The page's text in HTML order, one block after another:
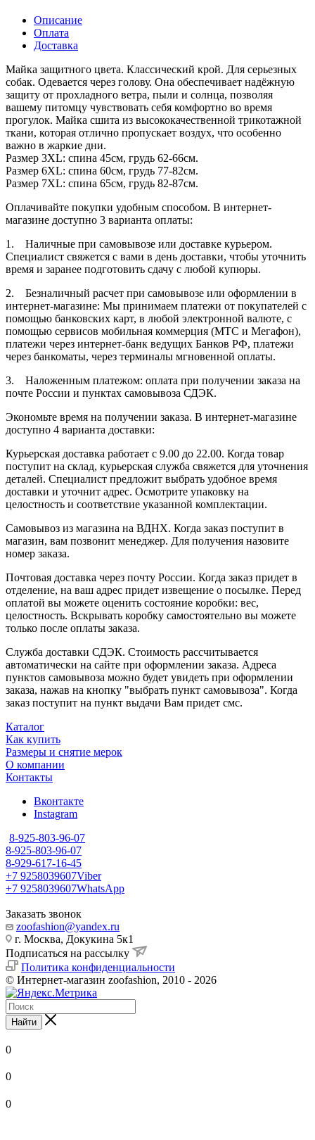
Описание
Оплата
Доставка
Майка защитного цвета. Классический крой. Для серьезных
собак. Одевается через голову. Она обеспечивает надёжную
защиту от прохладного ветра, пыли и солнца, позволяя
вашему питомцу чувствовать себя комфортно во время
прогулок. Майка сшита из высококачественной трикотажной
ткани, которая отлично пропускает воздух, что особенно
важно в жаркие дни.
Размер 3XL: спина 45см, грудь 62-66см.
Размер 6XL: спина 60см, грудь 77-82см.
Размер 7XL: спина 65см, грудь 82-87см.
Оплачивайте покупки удобным способом. В интернет-
магазине доступно 3 варианта оплаты:
1. Наличные при самовывозе или доставке курьером.
Специалист свяжется с вами в день доставки, чтобы уточнить
время и заранее подготовить сдачу с любой купюры.
2. Безналичный расчет при самовывозе или оформлении в
интернет-магазине: Мы принимаем платежи от покупателей с
помощью банковских карт, в любой электронной валюте, с
помощью сервисов мобильная коммерция (МТС и Мегафон),
платежи через интернет-банк ведущих Банков РФ, платежи
через банкоматы, через терминалы мгновенной оплаты.
3. Наложенным платежом: оплата при получении заказа на
почте России и пунктах самовывоза СДЭК.
Экономьте время на получении заказа. В интернет-магазине
доступно 4 варианта доставки:
Курьерская доставка работает с 9.00 до 22.00. Когда товар
поступит на склад, курьерская служба свяжется для уточнения
деталей. Специалист предложит выбрать удобное время
доставки и уточнит адрес. Осмотрите упаковку на
целостность и соответствие указанной комплектации.
Самовывоз из магазина на ВДНХ. Когда заказ поступит в
магазин, вам позвонит менеджер. Для получения назовите
номер заказа.
Почтовая доставка через почту России. Когда заказ придет в
отделение, на ваш адрес придет извещение о посылке. Перед
оплатой вы можете оценить состояние коробки: вес,
целостность. Вскрывать коробку самостоятельно вы можете
только после оплаты заказа.
Служба доставки СДЭК. Стоимость рассчитывается
автоматически на сайте при оформлении заказа. Адреса
пунктов самовывоза можно будет увидеть при оформлении
заказа, нажав на кнопку "выбрать пункт самовывоза". Когда
заказ поступит на пункт выдачи Вам придет смс.
Каталог
Как купить
Размеры и снятие мерок
О компании
Контакты
Вконтакте
Instagram
8-925-803-96-07
8-925-803-96-07
8-929-617-16-45
+7 9258039607Viber
+7 9258039607WhatsApp
Заказать звонок
zoofashion@yandex.ru
г. Москва, Докукина 5к1
Подписаться на рассылку
Политика конфиденциальности
© Интернет-магазин zoofashion, 2010 - 2026
Найти
0
0
0